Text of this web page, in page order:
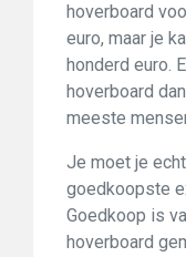
hoverboard
euro, maar je
honderd euro.
hoverboard
meeste
Je moet je
goedkoopste
Goedkoop is
hoverboard